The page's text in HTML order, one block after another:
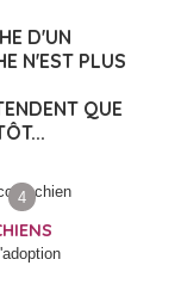
D'UN
N'EST PLUS
QUE
4